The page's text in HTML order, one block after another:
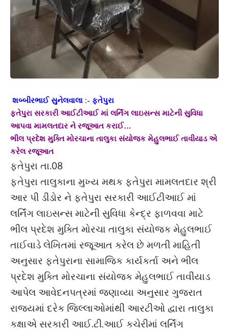
શબ્બીરભાઈ સુનેલવાલા :- ફતેપુરા
ફતેપુરા સરકારી આઈટીઆઈ માં લર્નિંગ લાઇસન્સ માટેની સુવિધા
આપવા મામલતદાર ને રજૂઆત કરાઈ…
ભીલ પ્રદેશ મુક્તિ મોરચાના તાલુકા સંયોજક મેહુલભાઈ તાવીયાડ એ
કરેલ રજૂઆત
ફતેપુરા તા.08
ફતેપુરા તાલુકાના મુખ્ય મથક ફતેપુરા મામલતદાર શ્રી
આર પી ડીડોર ને ફતેપુરા સરકારી આઈટીઆઈ માં
લર્નિંગ લાઇસન્સ માટેની સુવિધા કેન્દ્ર ફાળવવા માટે
ભીલ પ્રદેશ મુક્તિ મોરચા તાલુકા સંયોજક મેહુલભાઈ
તાઈવાડે લેખિતમાં રજૂઆત કરેલ છે મળતી માહિતી
અનુસાર ફતેપુરાના સામાજિક કાર્યકર્તા અને ભીલ
પ્રદેશ મુક્તિ મોરચાના સંયોજક મેહુલભાઈ તાવીયાડ
આપેલ આવેદનપત્રમાં જણાવ્યા અનુસાર ગુજરાત
રાજ્યમાં દરેક જિલ્લાઓમાંથી આરટીઓ દ્વારા તાલુકા
કક્ષાએ સરકારી આઈ.ટી.આઈ કચેરીમાં લર્નિંગ